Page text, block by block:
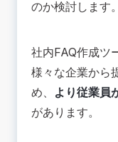
のか検討します。
社内FAQ作成ツ
様々な企業から
め、 より従業員
があります。